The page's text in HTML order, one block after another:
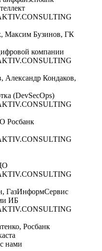
Максим Бузинов, ГК
компании
Александр Кондаков,
(DevSecOps)
Росбанк
ГазИнформСервис
ИБ
Росбанк
нами